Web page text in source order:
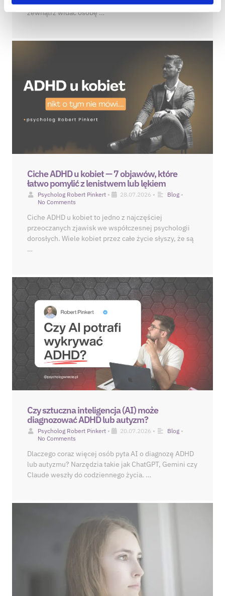
mechanizmów, jakie towarzyszą temu zaburzeniu. Z
zewnątrz widać osobę …
Ciche ADHD u kobiet — 7 objawów, które
łatwo pomylić z lenistwem lub lękiem
Psycholog Robert Pinkert • 28.07.2026 • Blog •
No Comments
Ciche ADHD u kobiet to jedno z najczęściej
przeoczanych zjawisk we współczesnej psychologii
dorosłych. Wiele kobiet przez całe życie słyszy, że są
…
Czy sztuczna inteligencja (AI) może
diagnozować ADHD lub autyzm?
Psycholog Robert Pinkert • 20.07.2026 • Blog •
No Comments
Dlaczego coraz więcej osób pyta AI o diagnozę ADHD
lub autyzmu? Narzędzia takie jak ChatGPT, Gemini czy
Claude weszły do codziennego życia. …